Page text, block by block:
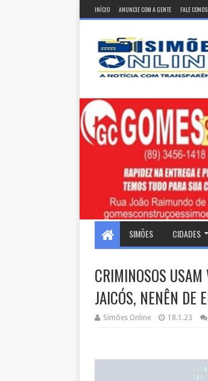
INÍCIO ANUNCIE COM A GENTE FALE
SIMÕES CIDADES
CRIMINOSOS
JAICÓS, NENÊN DE
Simões Online 18.1.23